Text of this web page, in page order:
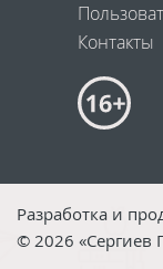
Контакты
Разработка и
© 2026 «Сергиев